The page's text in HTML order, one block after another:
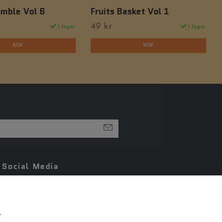
Vol 6
I lager.
Fruits Basket Vol 1
49 kr I lager.
Social Media